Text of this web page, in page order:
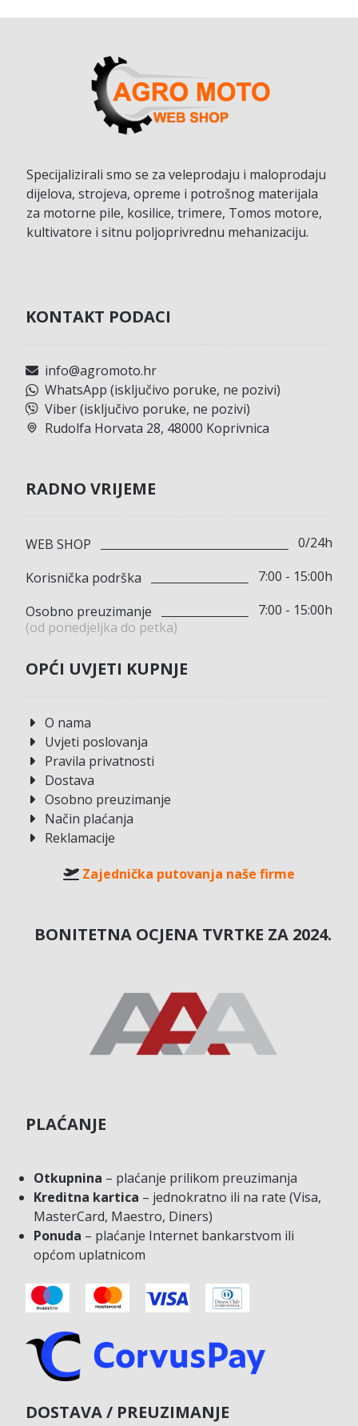
Specijalizirali smo se za veleprodaju i maloprodaju
dijelova, strojeva, opreme i potrošnog materijala
za motorne pile, kosilice, trimere, Tomos motore,
kultivatore i sitnu poljoprivrednu mehanizaciju.
KONTAKT PODACI
info@agromoto.hr
WhatsApp (isključivo poruke, ne pozivi)
Viber (isključivo poruke, ne pozivi)
Rudolfa Horvata 28, 48000 Koprivnica
RADNO VRIJEME
WEB SHOP
0/24h
Korisnička podrška
7:00 - 15:00h
Osobno preuzimanje
(od ponedjeljka do petka)
7:00 - 15:00h
OPĆI UVJETI KUPNJE
O nama
Uvjeti poslovanja
Pravila privatnosti
Dostava
Osobno preuzimanje
Način plaćanja
Reklamacije
Zajednička putovanja naše firme
BONITETNA OCJENA TVRTKE ZA 2024.
PLAĆANJE
Otkupnina – plaćanje prilikom preuzimanja
Kreditna kartica – jednokratno ili na rate (Visa,
MasterCard, Maestro, Diners)
Ponuda – plaćanje Internet bankarstvom ili
općom uplatnicom
DOSTAVA / PREUZIMANJE